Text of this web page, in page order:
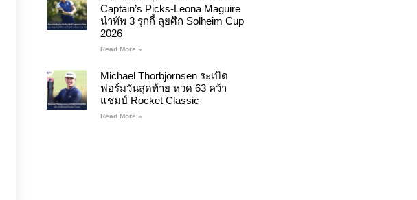
Captain’s Picks-Leona Maguire
นำทัพ 3 รุกกี้ ลุยศึก Solheim Cup
2026
Read More »
Michael Thorbjornsen ระเบิด
ฟอร์มวันสุดท้าย หวด 63 คว้า
แชมป์ Rocket Classic
Read More »